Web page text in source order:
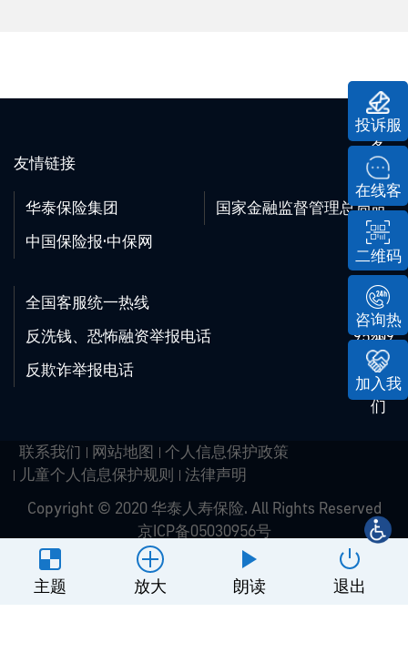
投诉服
务
在线客
服
二维码
咨询热
线
加入我
们
友情链接
华泰保险集团
国家金融监督管理总局
中国保险报·中保网
全国客服统一热线
95509
反洗钱、恐怖融资举报电话
95509
反欺诈举报电话
95509
联系我们 网站地图
个人信息保护政策
儿童个人信息保护规则
法律声明
Copyright © 2020 华泰人寿保险. All Rights Reserved
京ICP备05030956号
网站建设
北京分形科技
主题 放大 朗读 退出